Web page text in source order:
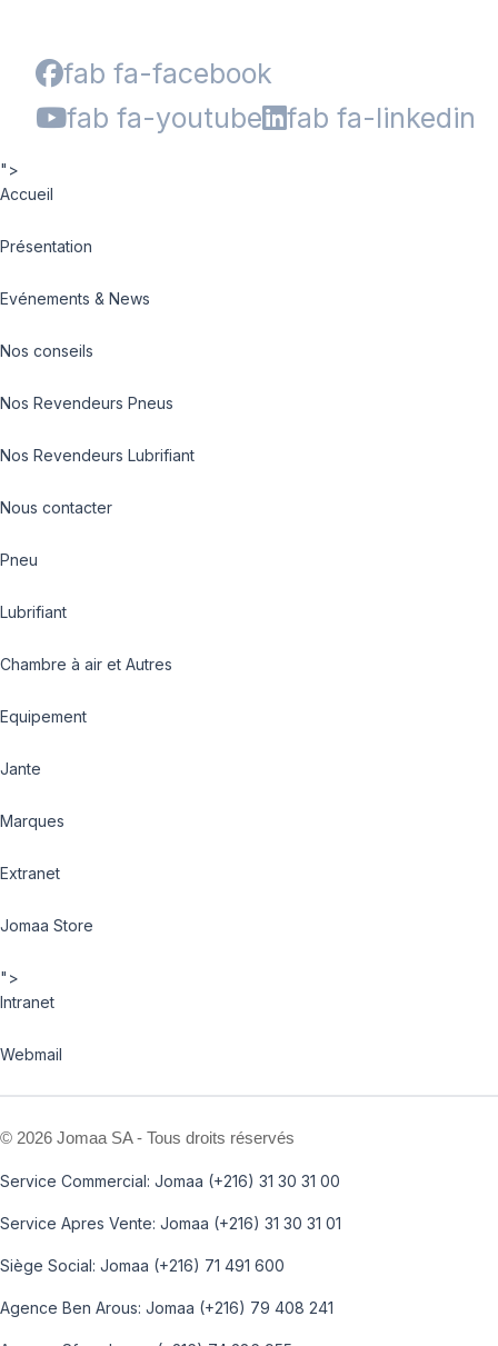
fab fa-facebook
fab fa-youtube
fab fa-linkedin
">
Accueil
Présentation
Evénements & News
Nos conseils
Nos Revendeurs Pneus
Nos Revendeurs Lubrifiant
Nous contacter
Pneu
Lubrifiant
Chambre à air et Autres
Equipement
Jante
Marques
Extranet
Jomaa Store
">
Intranet
Webmail
© 2026 Jomaa SA - Tous droits réservés
Service Commercial: Jomaa (+216) 31 30 31 00
Service Apres Vente: Jomaa (+216) 31 30 31 01
Siège Social: Jomaa (+216) 71 491 600
Agence Ben Arous: Jomaa (+216) 79 408 241